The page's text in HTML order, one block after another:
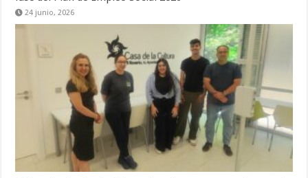
24 junio, 2026